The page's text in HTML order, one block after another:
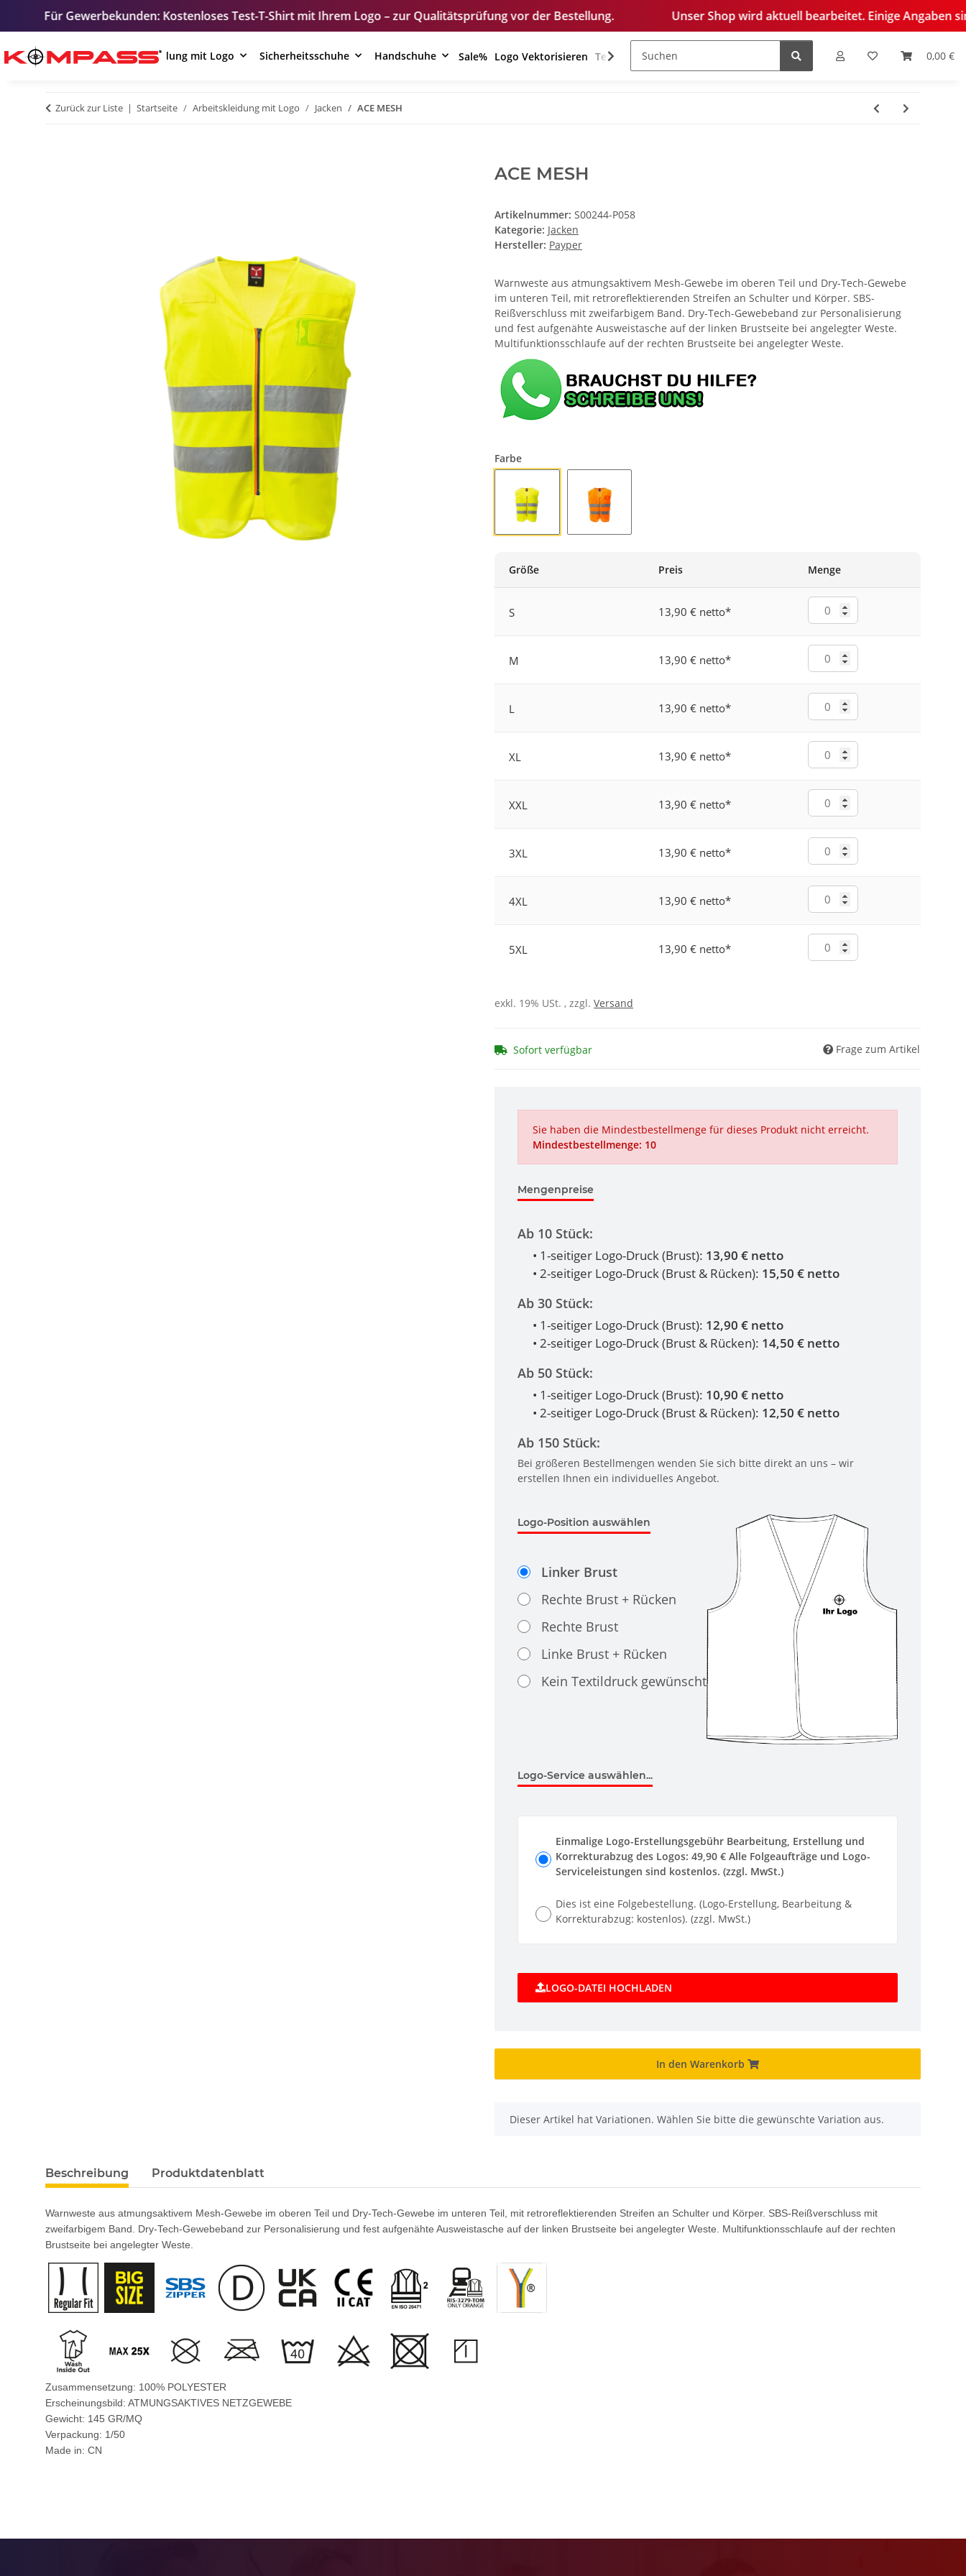
Kostenloses Test-T-Shirt mit Ihrem Logo – zur Qualitätsprüfung vor der Bestellung. Unser Shop wird aktuell bearbeitet. Einige Angaben sind derzeit
0,00 €
Arbeitskleidung mit Logo Sicherheitsschuhe Handschuhe Sale% Logo Vektorisieren Textilveredelung
Zurück zur Liste Startseite Arbeitskleidung mit Logo Jacken ACE MESH
ACE MESH
Artikelnummer: S00244-P058
Kategorie: Jacken
Hersteller: Payper
Warnweste aus atmungsaktivem Mesh-Gewebe im oberen Teil und Dry-Tech-Gewebe
im unteren Teil, mit retroreflektierenden Streifen an Schulter und Körper. SBS-
Reißverschluss mit zweifarbigem Band. Dry-Tech-Gewebeband zur Personalisierung
und fest aufgenähte Ausweistasche auf der linken Brustseite bei angelegter Weste.
Multifunktionsschlaufe auf der rechten Brustseite bei angelegter Weste.
Farbe
FLUOGELB
Größe Preis Menge
S 13,90 € netto*
M 13,90 € netto*
L 13,90 € netto*
XL 13,90 € netto*
XXL 13,90 € netto*
3XL 13,90 € netto*
4XL 13,90 € netto*
5XL 13,90 € netto*
exkl. 19% USt. , zzgl. Versand
Sofort verfügbar Frage zum Artikel
Sie haben die Mindestbestellmenge für dieses Produkt nicht erreicht.
Mindestbestellmenge: 10
Mengenpreise
Ab 10 Stück:
• 1-seitiger Logo-Druck (Brust): 13,90 € netto
• 2-seitiger Logo-Druck (Brust & Rücken): 15,50 € netto
Ab 30 Stück:
• 1-seitiger Logo-Druck (Brust): 12,90 € netto
• 2-seitiger Logo-Druck (Brust & Rücken): 14,50 € netto
Ab 50 Stück:
• 1-seitiger Logo-Druck (Brust): 10,90 € netto
• 2-seitiger Logo-Druck (Brust & Rücken): 12,50 € netto
Ab 150 Stück:
Bei größeren Bestellmengen wenden Sie sich bitte direkt an uns – wir
erstellen Ihnen ein individuelles Angebot.
Logo-Position auswählen
Linker Brust
Rechte Brust + Rücken
Rechte Brust
Linke Brust + Rücken
Kein Textildruck gewünscht
Logo-Service auswählen...
Einmalige Logo-Erstellungsgebühr Bearbeitung, Erstellung und
Korrekturabzug des Logos: 49,90 € Alle Folgeaufträge und Logo-
Serviceleistungen sind kostenlos. (zzgl. MwSt.)
Dies ist eine Folgebestellung. (Logo-Erstellung, Bearbeitung &
Korrekturabzug: kostenlos). (zzgl. MwSt.)
LOGO-DATEI HOCHLADEN
In den Warenkorb
x
Dieser Artikel hat Variationen. Wählen Sie bitte die gewünschte Variation aus.
Beschreibung Produktdatenblatt
Warnweste aus atmungsaktivem Mesh-Gewebe im oberen Teil und Dry-Tech-Gewebe im unteren Teil, mit retroreflektierenden Streifen an Schulter und Körper. SBS-Reißverschluss mit
zweifarbigem Band. Dry-Tech-Gewebeband zur Personalisierung und fest aufgenähte Ausweistasche auf der linken Brustseite bei angelegter Weste. Multifunktionsschlaufe auf der rechten
Brustseite bei angelegter Weste.
Zusammensetzung: 100% POLYESTER
Erscheinungsbild: ATMUNGSAKTIVES NETZGEWEBE
Gewicht: 145 GR/MQ
Verpackung: 1/50
Made in: CN